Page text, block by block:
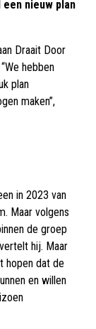
nieuw plan
Draait Door
hebben
plan
maken”,
in 2023 van
Maar volgens
de groep
hij. Maar
hopen dat de
en willen